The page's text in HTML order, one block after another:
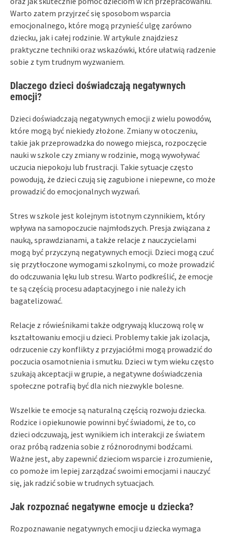
Warto zatem przyjrzeć się sposobom wsparcia
emocjonalnego, które mogą przynieść ulgę zarówno
dziecku, jak i całej rodzinie. W artykule znajdziesz
praktyczne techniki oraz wskazówki, które ułatwią radzenie
sobie z tym trudnym wyzwaniem.
Dlaczego dzieci doświadczają negatywnych
emocji?
Dzieci doświadczają negatywnych emocji z wielu powodów,
które mogą być niekiedy złożone. Zmiany w otoczeniu,
takie jak przeprowadzka do nowego miejsca, rozpoczęcie
nauki w szkole czy zmiany w rodzinie, mogą wywoływać
uczucia niepokoju lub frustracji. Takie sytuacje często
powodują, że dzieci czują się zagubione i niepewne, co może
prowadzić do emocjonalnych wyzwań.
Stres w szkole jest kolejnym istotnym czynnikiem, który
wpływa na samopoczucie najmłodszych. Presja związana z
nauką, sprawdzianami, a także relacje z nauczycielami
mogą być przyczyną negatywnych emocji. Dzieci mogą czuć
się przytłoczone wymogami szkolnymi, co może prowadzić
do odczuwania lęku lub stresu. Warto podkreślić, że emocje
te są częścią procesu adaptacyjnego i nie należy ich
bagatelizować.
Relacje z rówieśnikami także odgrywają kluczową rolę w
kształtowaniu emocji u dzieci. Problemy takie jak izolacja,
odrzucenie czy konflikty z przyjaciółmi mogą prowadzić do
poczucia osamotnienia i smutku. Dzieci w tym wieku często
szukają akceptacji w grupie, a negatywne doświadczenia
społeczne potrafią być dla nich niezwykle bolesne.
Wszelkie te emocje są naturalną częścią rozwoju dziecka.
Rodzice i opiekunowie powinni być świadomi, że to, co
dzieci odczuwają, jest wynikiem ich interakcji ze światem
oraz próbą radzenia sobie z różnorodnymi bodźcami.
Ważne jest, aby zapewnić dzieciom wsparcie i zrozumienie,
co pomoże im lepiej zarządzać swoimi emocjami i nauczyć
się, jak radzić sobie w trudnych sytuacjach.
Jak rozpoznać negatywne emocje u dziecka?
Rozpoznawanie negatywnych emocji u dziecka wymaga